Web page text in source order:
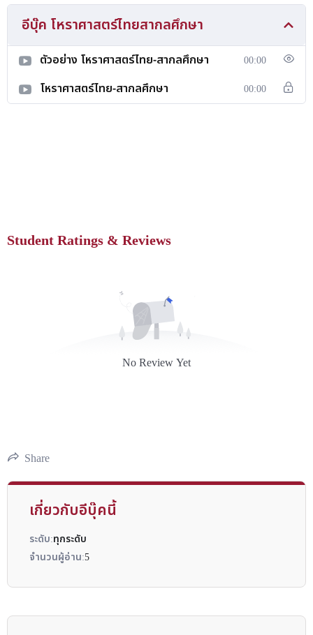
อีบุ๊ค โหราศาสตร์ไทยสากลศึกษา
ตัวอย่าง โหราศาสตร์ไทย-สากลศึกษา 00:00
โหราศาสตร์ไทย-สากลศึกษา 00:00
Student Ratings & Reviews
No Review Yet
Share
เกี่ยวกับอีบุ๊คนี้
ระดับ:ทุกระดับ
จำนวนผู้อ่าน:5